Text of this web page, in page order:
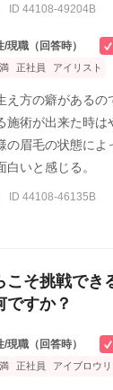
ID 44108-49204B
現職（回答時）
正社員 アイリスト
え方の癖があるの
施術が出来た時
の眉毛の状態に
いと感じる。
ID 44108-46135B
こそ挑戦でき
ですか？
現職（回答時）
正社員 アイブロウリ